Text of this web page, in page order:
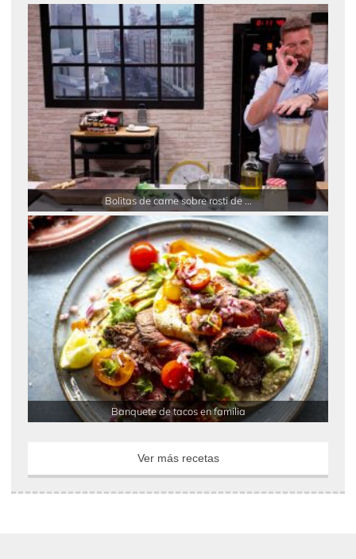
Bolitas de carne sobre rosti de ...
Banquete de tacos en familia
Ver más recetas